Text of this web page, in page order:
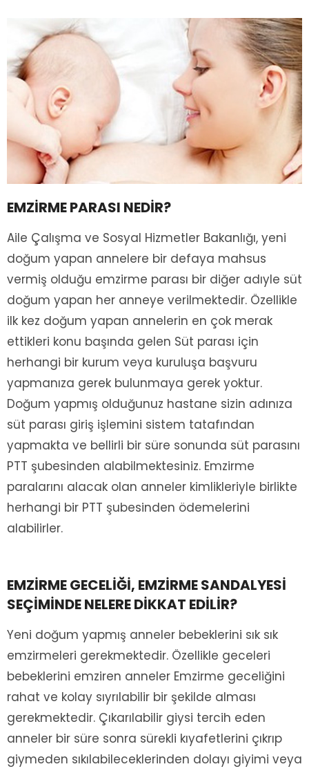
EMZİRME PARASI NEDİR?
Aile Çalışma ve Sosyal Hizmetler Bakanlığı, yeni
doğum yapan annelere bir defaya mahsus
vermiş olduğu emzirme parası bir diğer adıyle süt
doğum yapan her anneye verilmektedir. Özellikle
ilk kez doğum yapan annelerin en çok merak
ettikleri konu başında gelen Süt parası için
herhangi bir kurum veya kuruluşa başvuru
yapmanıza gerek bulunmaya gerek yoktur.
Doğum yapmış olduğunuz hastane sizin adınıza
süt parası giriş işlemini sistem tatafından
yapmakta ve bellirli bir süre sonunda süt parasını
PTT şubesinden alabilmektesiniz. Emzirme
paralarını alacak olan anneler kimlikleriyle birlikte
herhangi bir PTT şubesinden ödemelerini
alabilirler.
EMZİRME GECELİĞİ, EMZİRME SANDALYESİ
SEÇİMİNDE NELERE DİKKAT EDİLİR?
Yeni doğum yapmış anneler bebeklerini sık sık
emzirmeleri gerekmektedir. Özellikle geceleri
bebeklerini emziren anneler Emzirme geceliğini
rahat ve kolay sıyrılabilir bir şekilde alması
gerekmektedir. Çıkarılabilir giysi tercih eden
anneler bir süre sonra sürekli kıyafetlerini çıkrıp
giymeden sıkılabileceklerinden dolayı giyimi veya